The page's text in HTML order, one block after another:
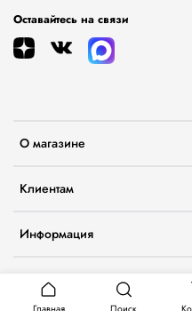
О магазине
Клиентам
Информация
Оставайтесь на связи